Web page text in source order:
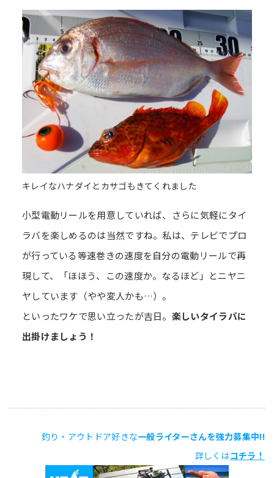
キレイなハナダイとカサゴもきてくれました
小型電動リールを用意していれば、さらに気軽にタイ
ラバを楽しめるのは当然ですね。私は、テレビでプロ
が行っている等速巻きの速度を自分の電動リールで再
現して、「ほほう、この速度か。なるほど」とニヤニ
ヤしています（やや変人かも…）。
といったワケで思い立ったが吉日。 楽しいタイラバに
出掛けましょう！
釣り・アウトドア好きな一般ライターさんを強力募集中!!
詳しくはコチラ！